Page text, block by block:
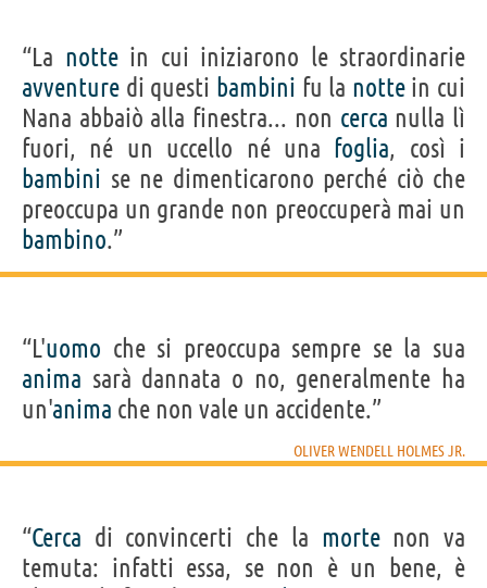
“La nottein cui iniziarono le straordinarie
avventure di questi bambini fu la nottein cui
Nana abbaiò alla finestra... non cerca nulla lì
fuori, né un uccello né una foglia, così i
bambini se ne dimenticarono perché ciò che
preoccupa un grande non preoccuperà mai un
bambino.”
“L'uomo che si preoccupa sempre se la sua
anima sarà dannata o no, generalmente ha
un'anima che non vale un accidente.”
OLIVER WENDELL HOLMES JR.
“Cerca di convincerti che la mortenon va
temuta: infatti essa, se non è un bene, è